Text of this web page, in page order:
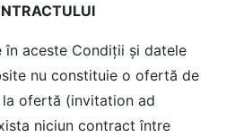
aceste Condiţii şi datele
nu constituie o ofertă de
ofertă (invitation ad
niciun contract între